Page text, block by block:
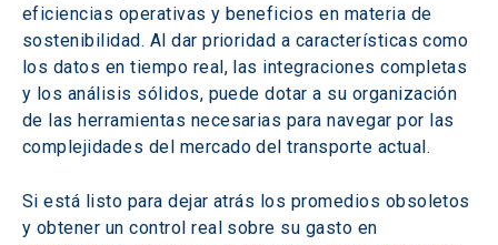
eficiencias operativas y beneficios en materia de
sostenibilidad. Al dar prioridad a características como
los datos en tiempo real, las integraciones completas
y los análisis sólidos, puede dotar a su organización
de las herramientas necesarias para navegar por las
complejidades del mercado del transporte actual.
Si está listo para dejar atrás los promedios obsoletos
y obtener un control real sobre su gasto en